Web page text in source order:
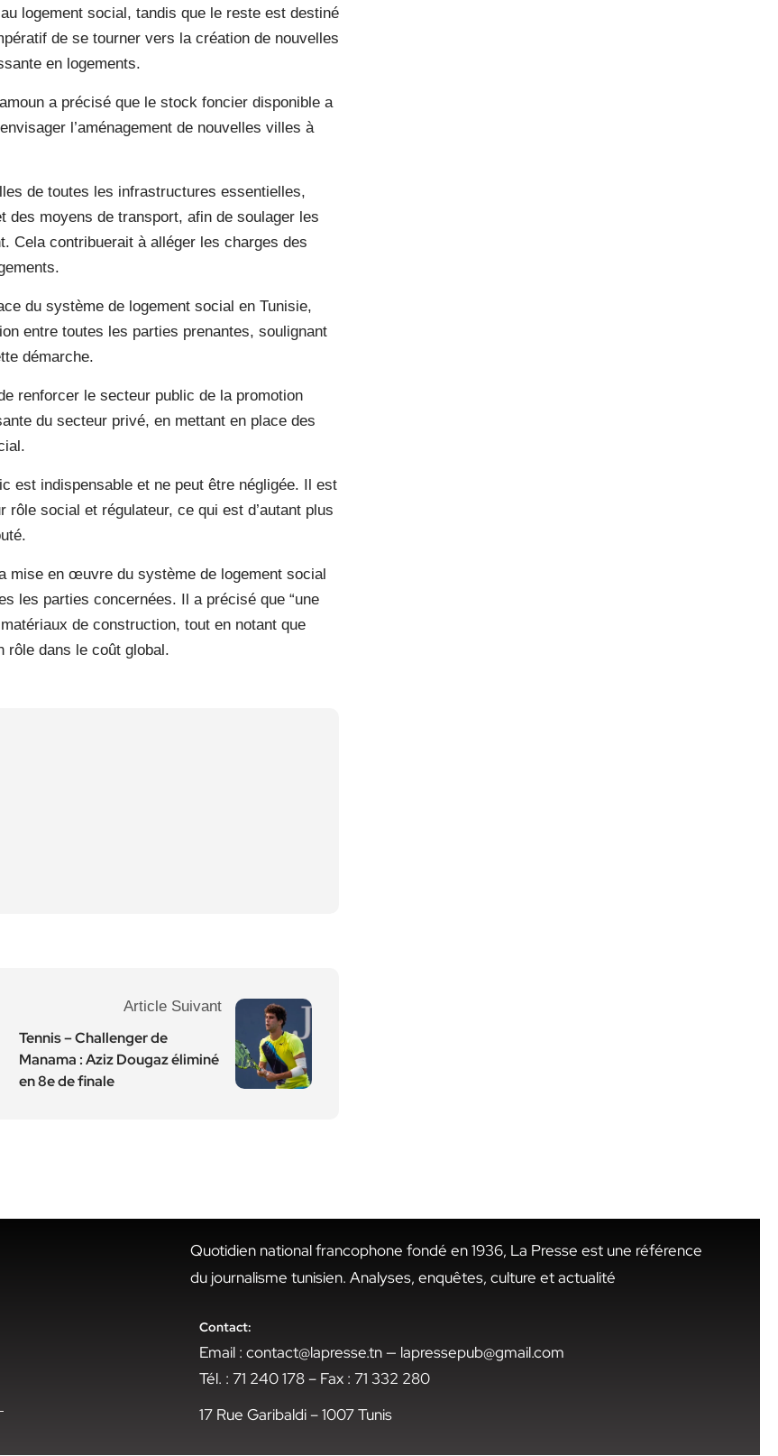
logement social, tandis que le reste est destiné
de se tourner vers la création de nouvelles
en logements.
a précisé que le stock foncier disponible a
l’aménagement de nouvelles villes à
de toutes les infrastructures essentielles,
moyens de transport, afin de soulager les
Cela contribuerait à alléger les charges des
du système de logement social en Tunisie,
entre toutes les parties prenantes, soulignant
démarche.
renforcer le secteur public de la promotion
du secteur privé, en mettant en place des
est indispensable et ne peut être négligée. Il est
social et régulateur, ce qui est d’autant plus
mise en œuvre du système de logement social
les parties concernées. Il a précisé que “une
de construction, tout en notant que
rôle dans le coût global.
Article Suivant
Tennis – Challenger de
Manama : Aziz Dougaz éliminé
en 8e de finale
Quotidien national francophone fondé en 1936, La Presse est une référence
du journalisme tunisien. Analyses, enquêtes, culture et actualité
Contact:
Email : contact@lapresse.tn — lapressepub@gmail.com
Tél. : 71 240 178 – Fax : 71 332 280
17 Rue Garibaldi – 1007 Tunis